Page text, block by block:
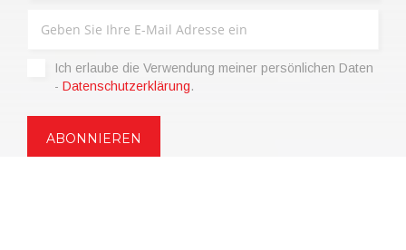
Ich erlaube die Verwendung meiner persönlichen Daten
- Datenschutzerklärung.